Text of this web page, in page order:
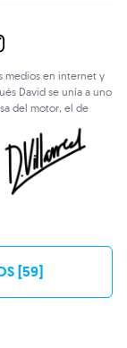
medios en internet y
David se unía a uno
del motor, el de
[59]